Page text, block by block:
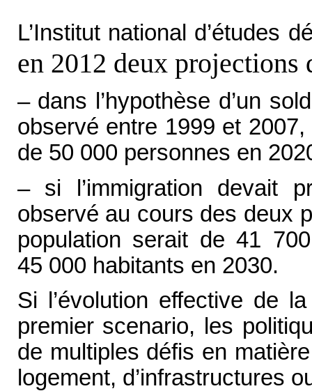
L’Institut national d’études
en 2012 deux projections
– dans l’hypothèse d’un
observé entre 1999 et
de 50 000 personnes en
– si l’immigration devait
observé au cours des deux
population serait de 41
45 000 habitants en 2030.
Si l’évolution effective de
premier scenario, les
de multiples défis en
logement, d’infrastructures